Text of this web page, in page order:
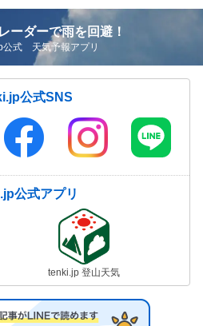
ーダーで雨を回避！
公式 天気予報アプリ
公式SNS
公式アプリ
tenki.jp 登山天気